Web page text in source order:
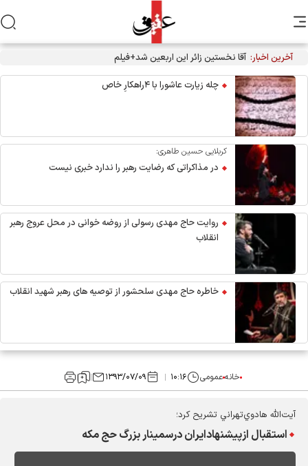
آخرین اخبار: آقا نخستین زائر این اربعین شد+فیلم
چله زیارت عاشورا با ۴راهکارِ خاص
کربلایی حسین طاهری:
در مذاکراتی که رضایت رهبر را ندارد خبری نیست
روایت حاج مهدی رسولی از روضه خوانی در محل عروج رهبر
انقلاب
خاطره حاج مهدی سلحشور از توصیه های رهبر شهید انقلاب
خانهعمومی ۱۰:۱۶ ۱۳۹۳/۰۷/۰۹
آيت‌الله هادوي‌تهراني تشريح كرد؛
استقبال ازپيشنهادايران درسمينار بزرگ حج مكه